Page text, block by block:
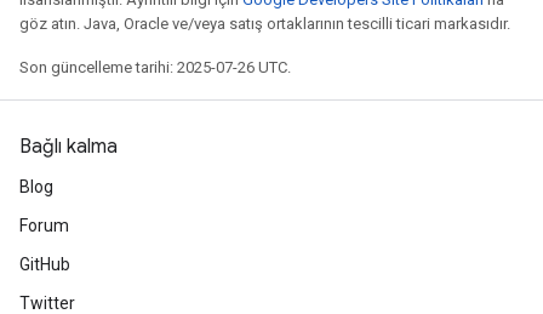
göz atın. Java, Oracle ve/veya satış ortaklarının tescilli ticari markasıdır.
Son güncelleme tarihi: 2025-07-26 UTC.
Bağlı kalma
Blog
Forum
GitHub
Twitter